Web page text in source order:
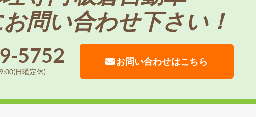
問い合わせ下さい！
5752
日曜定休)
お問い合わせはこちら